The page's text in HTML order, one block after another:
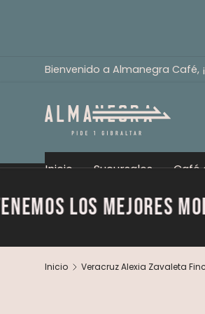
Bienvenido a Almanegra Café,
Inicio Sucursales Café
los mejores molinos
Inicio Veracruz Alexia Zavaleta